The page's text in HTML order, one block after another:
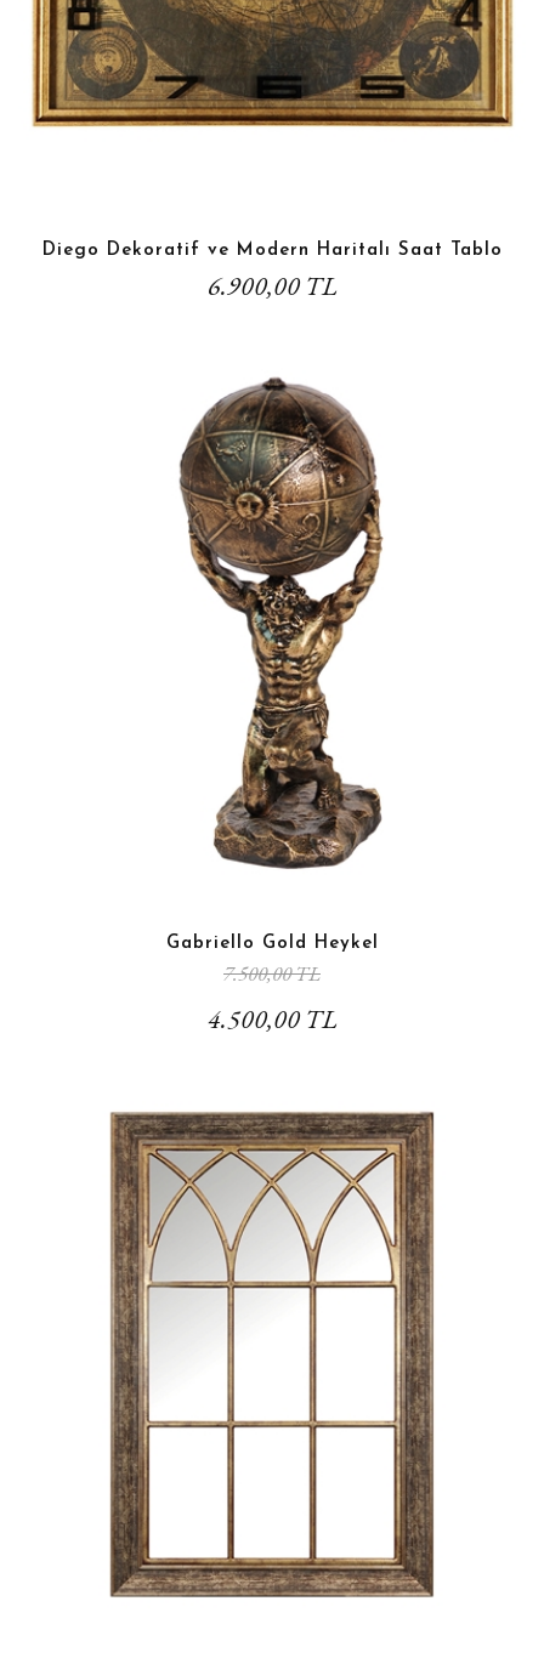
Diego Dekoratif ve Modern Haritalı Saat Tablo
6.900,00 TL
Gabriello Gold Heykel
7.500,00 TL
4.500,00 TL